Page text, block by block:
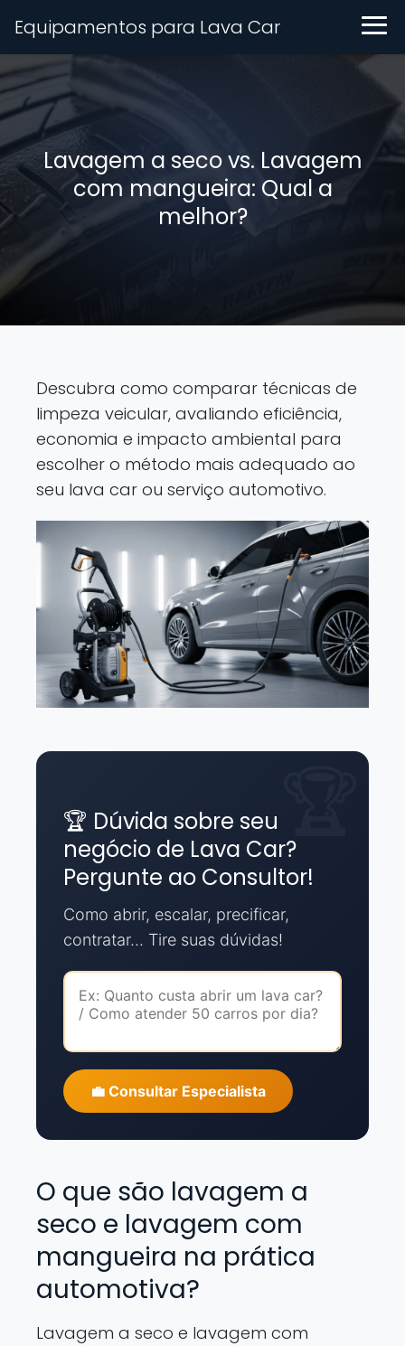
Equipamentos para Lava Car
Lavagem a seco vs. Lavagem
com mangueira: Qual a
melhor?
Descubra como comparar técnicas de
limpeza veicular, avaliando eficiência,
economia e impacto ambiental para
escolher o método mais adequado ao
seu lava car ou serviço automotivo.
🏆 Dúvida sobre seu
negócio de Lava Car?
Pergunte ao Consultor!
Como abrir, escalar, precificar,
contratar... Tire suas dúvidas!
💼 Consultar Especialista
O que são lavagem a
seco e lavagem com
mangueira na prática
automotiva?
Lavagem a seco e lavagem com